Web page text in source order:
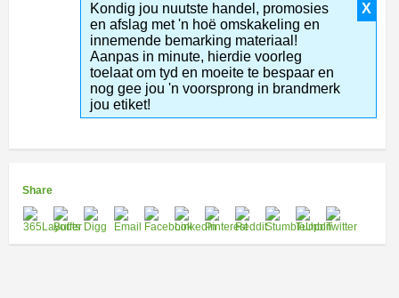
X
Kondig jou nuutste handel, promosies
en afslag met 'n hoë omskakeling en
innemende bemarking materiaal!
Aanpas in minute, hierdie voorleg
toelaat om tyd en moeite te bespaar en
nog gee jou 'n voorsprong in brandmerk
jou etiket!
Share